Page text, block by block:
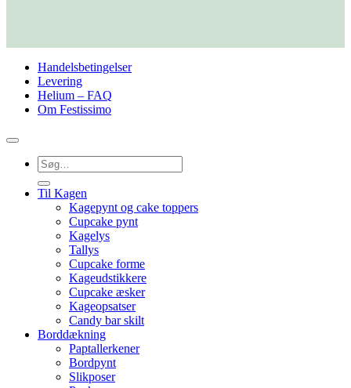
Handelsbetingelser
Levering
Helium – FAQ
Om Festissimo
Søg
efter:
Til Kagen
Kagepynt og cake toppers
Cupcake pynt
Kagelys
Tallys
Cupcake forme
Kageudstikkere
Cupcake æsker
Kageopsatser
Candy bar skilt
Borddækning
Paptallerkener
Bordpynt
Slikposer